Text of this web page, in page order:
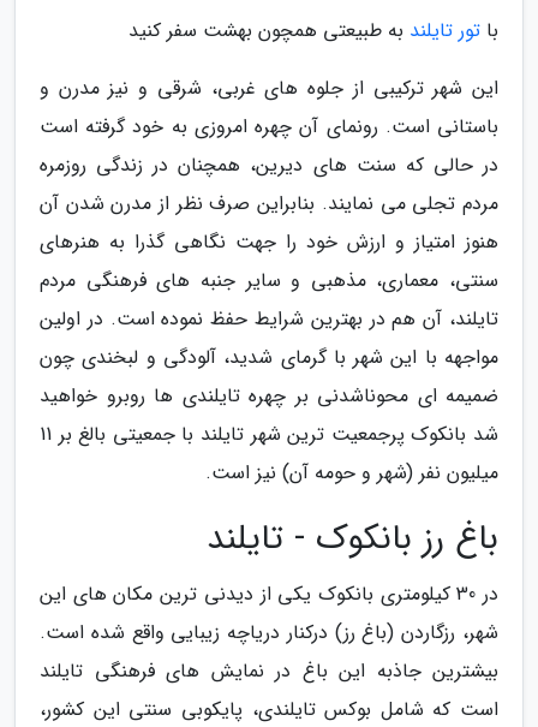
با تور تایلند به طبیعتی همچون بهشت سفر کنید
این شهر ترکیبی از جلوه های غربی، شرقی و نیز مدرن و
باستانی است. رونمای آن چهره امروزی به خود گرفته است
در حالی که سنت های دیرین، همچنان در زندگی روزمره
مردم تجلی می نمایند. بنابراین صرف نظر از مدرن شدن آن
هنوز امتیاز و ارزش خود را جهت نگاهی گذرا به هنرهای
سنتی، معماری، مذهبی و سایر جنبه های فرهنگی مردم
تایلند، آن هم در بهترین شرایط حفظ نموده است. در اولین
مواجهه با این شهر با گرمای شدید، آلودگی و لبخندی چون
ضمیمه ای محوناشدنی بر چهره تایلندی ها روبرو خواهید
شد بانکوک پرجمعیت ترین شهر تایلند با جمعیتی بالغ بر 11
میلیون نفر (شهر و حومه آن) نیز است.
باغ رز بانکوک - تایلند
در 30 کیلومتری بانکوک یکی از دیدنی ترین مکان های این
شهر، رزگاردن (باغ رز) درکنار دریاچه زیبایی واقع شده است.
بیشترین جاذبه این باغ در نمایش های فرهنگی تایلند
است که شامل بوکس تایلندی، پایکوبی سنتی این کشور،